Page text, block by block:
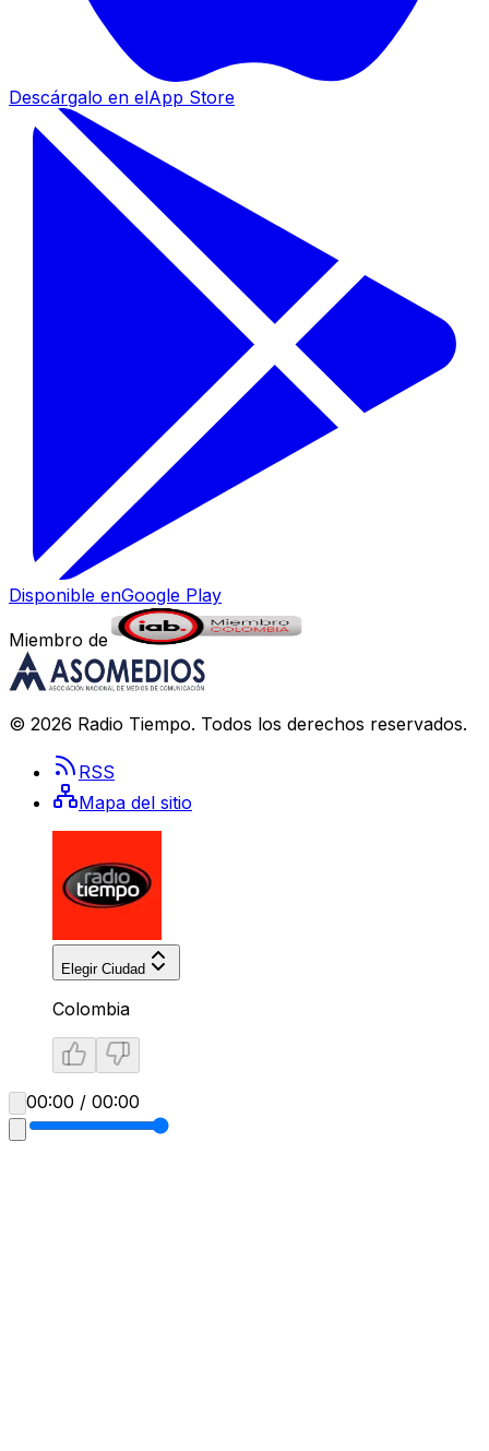
Descárgalo en elApp Store
Disponible enGoogle Play
Miembro de
© 2026 Radio Tiempo. Todos los derechos reservados.
RSS
Mapa del sitio
Elegir Ciudad
Colombia
00:00 / 00:00